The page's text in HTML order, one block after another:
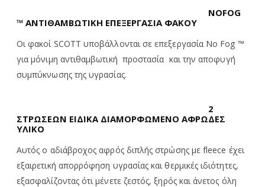
NOFOG
™ ΑΝΤΙΘΑΜΒΩΤΙΚΗ ΕΠΕΞΕΡΓΑΣΙΑ ΦΑΚΟΥ
Οι φακοί SCOTT υποβάλλονται σε επεξεργασία No Fog ™
για μόνιμη αντιθαμβωτική προστασία και την αποφυγή
συμπύκνωσης της υγρασίας.
2
ΣΤΡΩΣΕΩΝ ΕΙΔΙΚΑ ΔΙΑΜΟΡΦΩΜΕΝΟ ΑΦΡΩΔΕΣ
ΥΛΙΚΟ
Αυτός ο αδιάβροχος αφρός διπλής στρώσης με fleece έχει
εξαιρετική απορρόφηση υγρασίας και θερμικές ιδιότητες,
εξασφαλίζοντας ότι μένετε ζεστός, ξηρός και άνετος όλη